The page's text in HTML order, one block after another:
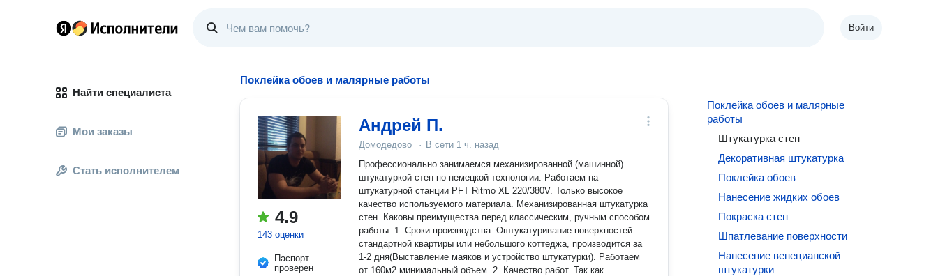
Войти
Найти специалиста
Мои заказы
Стать исполнителем
Поклейка обоев и малярные работы
4.9
143 оценки
Паспорт
проверен
Андрей П.
Домодедово · В сети 1 ч. назад
Профессионально занимаемся механизированной (машинной)
штукатуркой стен по немецкой технологии. Работаем на
штукатурной станции PFT Ritmo XL 220/380V. Только высокое
качество используемого материала. Механизированная штукатурка
стен. Каковы преимущества перед классическим, ручным способом
работы: 1. Сроки производства. Оштукатуривание поверхностей
стандартной квартиры или небольшого коттеджа, производится за
1-2 дня(Выставление маяков и устройство штукатурки). Работаем
от 160м2 минимальный объем. 2. Качество работ. Так как
Поклейка обоев и малярные
работы
Штукатурка стен
Декоративная штукатурка
Поклейка обоев
Нанесение жидких обоев
Покраска стен
Шпатлевание поверхности
Нанесение венецианской
штукатурки